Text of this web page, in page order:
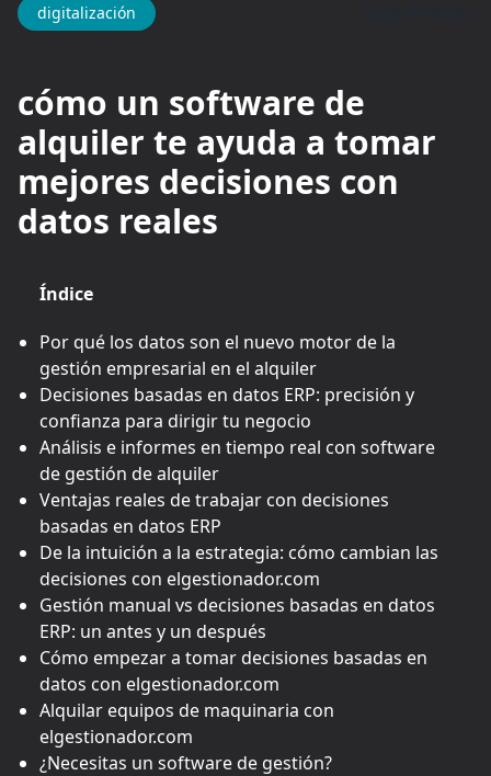
digitalización
cómo un software de
alquiler te ayuda a tomar
mejores decisiones con
datos reales
Índice
Por qué los datos son el nuevo motor de la
gestión empresarial en el alquiler
Decisiones basadas en datos ERP: precisión y
confianza para dirigir tu negocio
Análisis e informes en tiempo real con software
de gestión de alquiler
Ventajas reales de trabajar con decisiones
basadas en datos ERP
De la intuición a la estrategia: cómo cambian las
decisiones con elgestionador.com
Gestión manual vs decisiones basadas en datos
ERP: un antes y un después
Cómo empezar a tomar decisiones basadas en
datos con elgestionador.com
Alquilar equipos de maquinaria con
elgestionador.com
¿Necesitas un software de gestión?